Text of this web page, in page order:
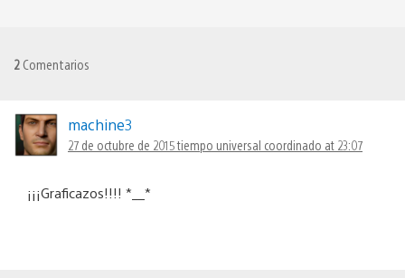
2 Comentarios
machine3
27 de octubre de 2015 tiempo universal coordinado at 23:07
¡¡¡Graficazos!!!! *__*